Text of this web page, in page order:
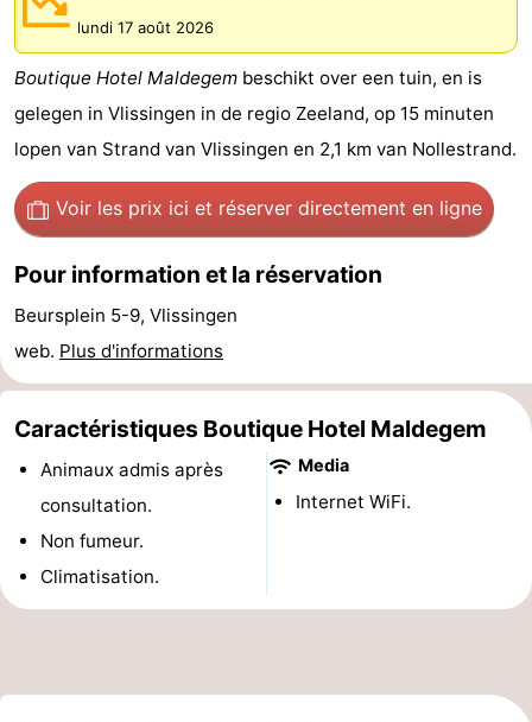
-
Duinzicht
-
Noordzee
Resort
-
Strandpark
Westduin
Hôtels
minutes
Plages
Voir
faire
Lieux
d'intérêt
lundi 17 août 2026
Boutique Hotel Maldegem beschikt over een tuin, en is
gelegen in Vlissingen in de regio Zeeland, op 15 minuten
lopen van Strand van Vlissingen en 2,1 km van Nollestrand.
Voir les prix ici et réserver directement en ligne
Pour information et la réservation
Beursplein 5-9, Vlissingen
web. Plus d'informations
Caractéristiques Boutique Hotel Maldegem
Animaux admis après
consultation.
Non fumeur.
Climatisation.
Media
Internet WiFi.